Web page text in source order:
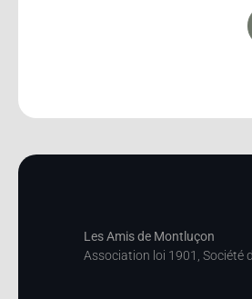
Les Amis de Montluçon
Association loi 1901, Société